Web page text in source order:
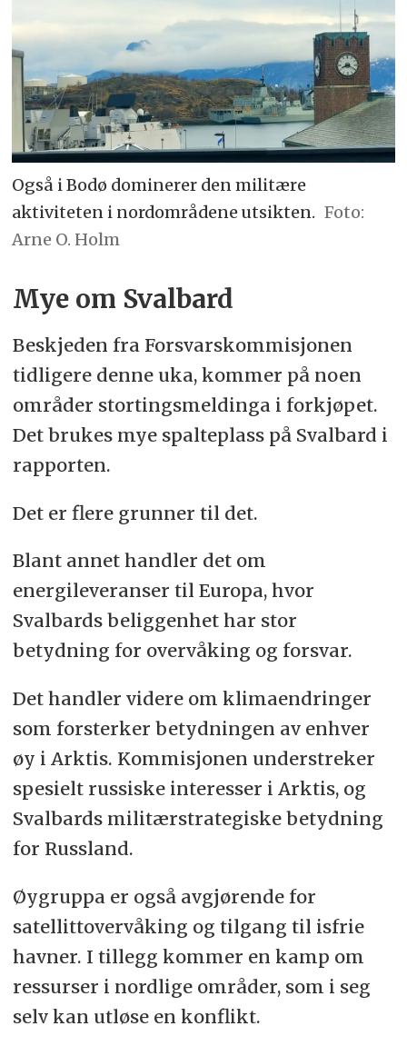
Også i Bodø dominerer den militære
aktiviteten i nordområdene utsikten.
Arne O. Holm
Mye om Svalbard
Beskjeden fra Forsvarskommisjonen
tidligere denne uka, kommer på noen
områder stortingsmeldinga i forkjøpet.
Det brukes mye spalteplass på Svalbard i
rapporten.
Det er flere grunner til det.
Blant annet handler det om
energileveranser til Europa, hvor
Svalbards beliggenhet har stor
betydning for overvåking og forsvar.
Det handler videre om klimaendringer
som forsterker betydningen av enhver
øy i Arktis. Kommisjonen understreker
spesielt russiske interesser i Arktis, og
Svalbards militærstrategiske betydning
for Russland.
Øygruppa er også avgjørende for
satellittovervåking og tilgang til isfrie
havner. I tillegg kommer en kamp om
ressurser i nordlige områder, som i seg
selv kan utløse en konflikt.